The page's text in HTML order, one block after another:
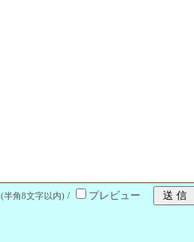
(半角8文字以内) / プレビュー